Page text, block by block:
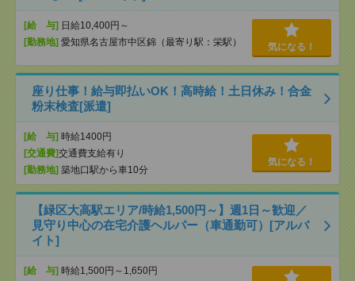
[給 与] 日給10,400円～
[勤務地] 愛知県名古屋市中区錦（最寄り駅：栄駅） 気になる！
座り仕事！給与即払いOK！高時給！土日休み！合金
粉末検査[派遣]
[給 与] 時給1400円
[交通費]交通費支給有り
[勤務地] 築地口駅から車10分
気になる！
【緑区大高駅エリア/時給1,500円～】週1日～歓迎／
見守り中心の在宅介護ヘルパー（車通勤可）[アルバ
イト]
[給 与] 時給1,500円～1,650円